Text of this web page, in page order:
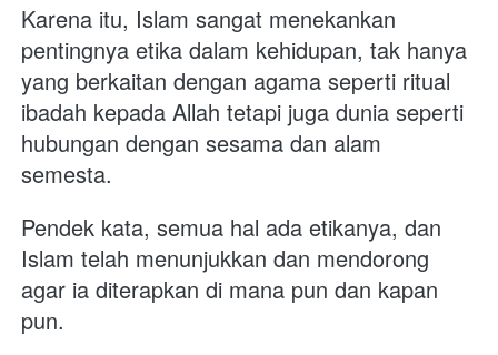
Karena itu, Islam sangat menekankan
pentingnya etika dalam kehidupan, tak hanya
yang berkaitan dengan agama seperti ritual
ibadah kepada Allah tetapi juga dunia seperti
hubungan dengan sesama dan alam
semesta.
Pendek kata, semua hal ada etikanya, dan
Islam telah menunjukkan dan mendorong
agar ia diterapkan di mana pun dan kapan
pun.